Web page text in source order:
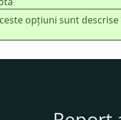
opțiuni sunt